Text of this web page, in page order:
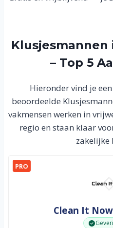
– Top 5
Hieronder vind je
beoordeelde
vakmensen werken in
regio en staan klaar
zakelijke
PRO
Clean It